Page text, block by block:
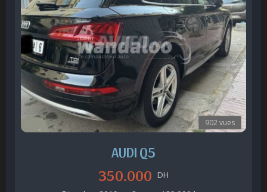
902 vues
AUDI Q5
350.000 DH